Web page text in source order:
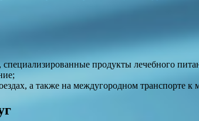
продукты лечебного
а также на междугородном транспорте к